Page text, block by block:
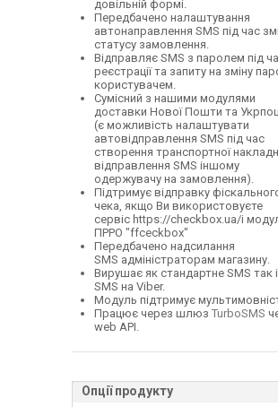
довільній формі.
Передбачено налаштування
автонаправлення SMS під час
статусу замовлення.
Відправляє SMS з паролем під
реєстрації та запиту на зміну
користувачем.
Сумісний з нашими модулями
доставки Нової Пошти та
(є можливість налаштувати
автовідправлення SMS під час
створення транспортної
відправлення SMS іншому
одержувачу на замовлення).
Підтримує відправку
чека, якщо Ви використовуєте
сервіс https://checkbox.ua/і
ПРРО "ffceckbox"
Передбачено надсилання
SMS адміністраторам магазину.
Вирушає як стандартне SMS так і
SMS на Viber.
Модуль підтримує
Працює через шлюз TurboSMS
web API.
Опції продукту